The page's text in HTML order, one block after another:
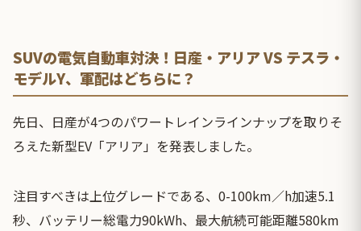
SUVの電気自動車対決！日産・アリア VS テスラ・
モデルY、軍配はどちらに？
先日、日産が4つのパワートレインラインナップを取りそ
ろえた新型EV「アリア」を発表しました。
注目すべきは上位グレードである、0-100km／h加速5.1
秒、バッテリー総電力90kWh、最大航続可能距離580km